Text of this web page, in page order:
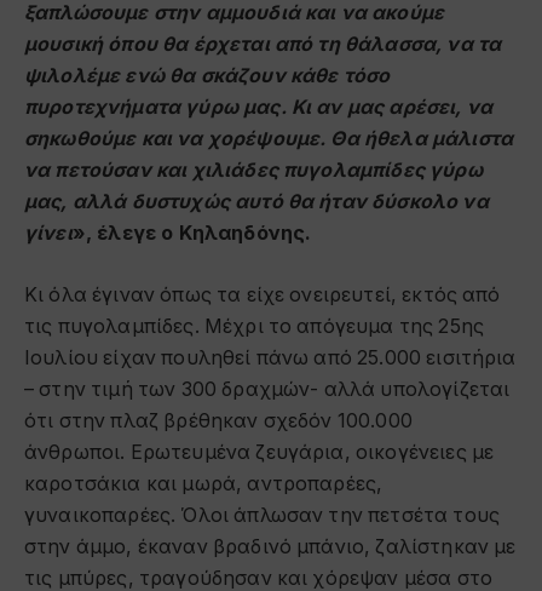
ξαπλώσουμε στην αμμουδιά και να ακούμε
μουσική όπου θα έρχεται από τη θάλασσα, να τα
ψιλολέμε ενώ θα σκάζουν κάθε τόσο
πυροτεχνήματα γύρω μας. Κι αν μας αρέσει, να
σηκωθούμε και να χορέψουμε. Θα ήθελα μάλιστα
να πετούσαν και χιλιάδες πυγολαμπίδες γύρω
μας, αλλά δυστυχώς αυτό θα ήταν δύσκολο να
γίνει», έλεγε ο Κηλαηδόνης.
Κι όλα έγιναν όπως τα είχε ονειρευτεί, εκτός από
τις πυγολαμπίδες. Μέχρι το απόγευμα της 25ης
Ιουλίου είχαν πουληθεί πάνω από 25.000 εισιτήρια
– στην τιμή των 300 δραχμών- αλλά υπολογίζεται
ότι στην πλαζ βρέθηκαν σχεδόν 100.000
άνθρωποι. Ερωτευμένα ζευγάρια, οικογένειες με
καροτσάκια και μωρά, αντροπαρέες,
γυναικοπαρέες. Όλοι άπλωσαν την πετσέτα τους
στην άμμο, έκαναν βραδινό μπάνιο, ζαλίστηκαν με
τις μπύρες, τραγούδησαν και χόρεψαν μέσα στο